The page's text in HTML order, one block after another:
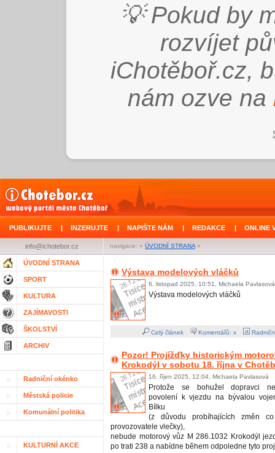
💡 Pokud by
rozvíjet
iChotěboř.cz,
nám ozve na
PUBLIKUJTE | INZERUJTE | NAPIŠTE NÁM | REDAKCE | ONLINE
navigace: » ÚVODNÍ STRANA »
info@ichotebor.cz
ÚVODNÍ STRANA
SPORT
KULTURA
ZAJÍMAVOSTI
ŠKOLSTVÍ
ARCHIV
Radniční okénko
Městská policie
Komunální politika
KULTURNÍ AKCE
Výstava modelových vláčků
6. listopad 2025, 10:51, Michaela Pavlasová
Výstava modelových vláčků
Celý článek Komentářů: x
Pozor! Projížďky historickým
Krokodýl v sobotu 18. října v
16. říjen 2025, 12:04, Michaela Pavlasová
Protože se bohužel dopravci
povolení k vjezdu na bývalou
Bílku
(z důvodu probíhajících změn
provozovatele vlečky),
nebude motorový vůz M 286.1032 Krokodýl
po trati 238 a nabídne během odpoledne tyto